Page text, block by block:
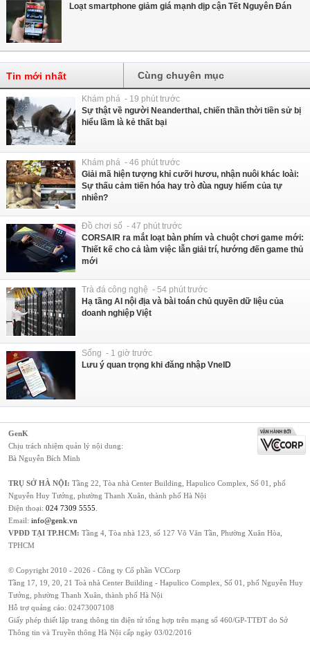
Loạt smartphone giảm giá mạnh dịp cận Tết Nguyên Đán
Tin mới nhất Cùng chuyên mục
Khám phá - 19 phút trước
Sự thật về người Neanderthal, chiến thần thời tiền sử bị
hiểu lầm là kẻ thất bại
Khám phá - 46 phút trước
Giải mã hiện tượng khỉ cưỡi hươu, nhận nuôi khác loài:
Sự thấu cảm tiến hóa hay trò đùa nguy hiểm của tự
nhiên?
Đồ chơi số - 47 phút trước
CORSAIR ra mắt loạt bàn phím và chuột chơi game mới:
Thiết kế cho cả làm việc lẫn giải trí, hướng đến game thủ
mới
Trà đá công nghệ - 54 phút trước
Hạ tầng AI nội địa và bài toán chủ quyền dữ liệu của
doanh nghiệp Việt
Sống - 1 giờ trước
Lưu ý quan trọng khi đăng nhập VneID
GenK
Chịu trách nhiệm quản lý nội dung:
Bà Nguyễn Bích Minh
TRỤ SỞ HÀ NỘI: Tầng 22, Tòa nhà Center Building, Hapulico Complex, Số 01, phố
Nguyễn Huy Tưởng, phường Thanh Xuân, thành phố Hà Nội
Điện thoại: 024 7309 5555
Email: info@genk.vn
VPĐD TẠI TP.HCM: Tầng 4, Tòa nhà 123, số 127 Võ Văn Tần, Phường Xuân Hòa,
TPHCM
© Copyright 2010 - 2026 - Công ty Cổ phần VCCorp
Tầng 17, 19, 20, 21 Toà nhà Center Building - Hapulico Complex, Số 01, phố Nguyễn Huy
Tưởng, phường Thanh Xuân, thành phố Hà Nội
Hỗ trợ quảng cáo: 02473007108
Giấy phép thiết lập trang thông tin điện tử tổng hợp trên mạng số 460/GP-TTĐT do Sở
Thông tin và Truyền thông Hà Nội cấp ngày 03/02/2016